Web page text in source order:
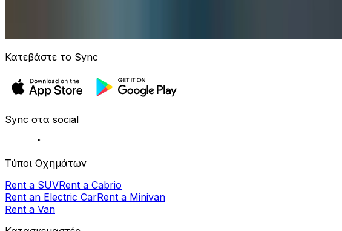
Κατεβάστε το Sync
Sync στα social
Τύποι Οχημάτων
Rent a SUVRent a Cabrio
Rent an Electric CarRent a Minivan
Rent a Van